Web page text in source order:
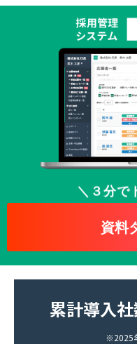
よくあるご質問
採用ノウハウ
＼３分で
資料
累計導入
※2025